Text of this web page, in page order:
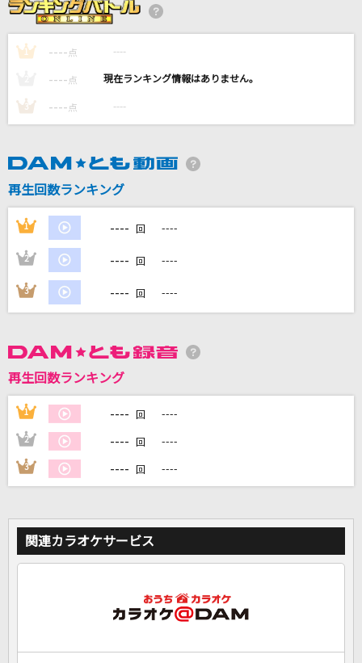
Ado
おなじ話
ハンバートハンバート
赤い糸
back number
カラオケ最新情報をチェック！
1 ---- 点 ----
---- 点 ----
3 ---- 点 ----
再生回数ランキング
1 ---- 回 ----
2 ---- 回 ----
3 ---- 回 ----
再生回数ランキング
1 ---- 回 ----
2 ---- 回 ----
3 ---- 回 ----
関連カラオケサービス